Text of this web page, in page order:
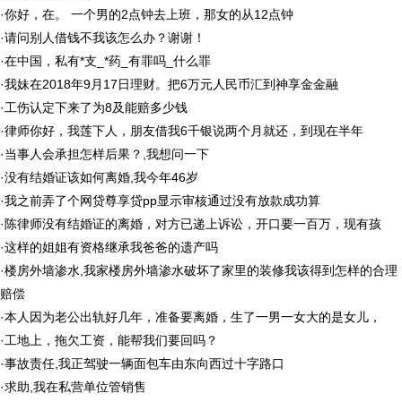
·你好，在。 一个男的2点钟去上班，那女的从12点钟
·请问别人借钱不我该怎么办？谢谢！
·在中国，私有*支_*药_有罪吗_什么罪
·我妹在2018年9月17日理财。把6万元人民币汇到神享金金融
·工伤认定下来了为8及能赔多少钱
·律师你好，我莲下人，朋友借我6千银说两个月就还，到现在半年
·当事人会承担怎样后果？,我想问一下
·没有结婚证该如何离婚,我今年46岁
·我之前弄了个网贷尊享贷pp显示审核通过没有放款成功算
· 陈律师没有结婚证的离婚，对方已递上诉讼，开口要一百万，现有孩
·这样的姐姐有资格继承我爸爸的遗产吗
·楼房外墙渗水,我家楼房外墙渗水破坏了家里的装修我该得到怎样的合理
赔偿
·本人因为老公出轨好几年，准备要离婚，生了一男一女大的是女儿，
·工地上，拖欠工资，能帮我们要回吗？
·事故责任,我正驾驶一辆面包车由东向西过十字路口
·求助,我在私营单位管销售